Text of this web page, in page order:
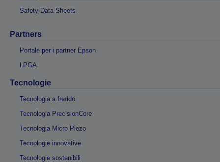
Safety Data Sheets
Partners
Portale per i partner Epson
LPGA
Tecnologie
Tecnologia a freddo
Tecnologia PrecisionCore
Tecnologia Micro Piezo
Tecnologie innovative
Tecnologie sostenibili